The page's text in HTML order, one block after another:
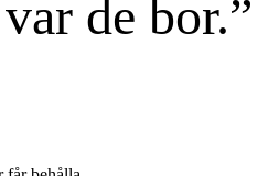
de bor.